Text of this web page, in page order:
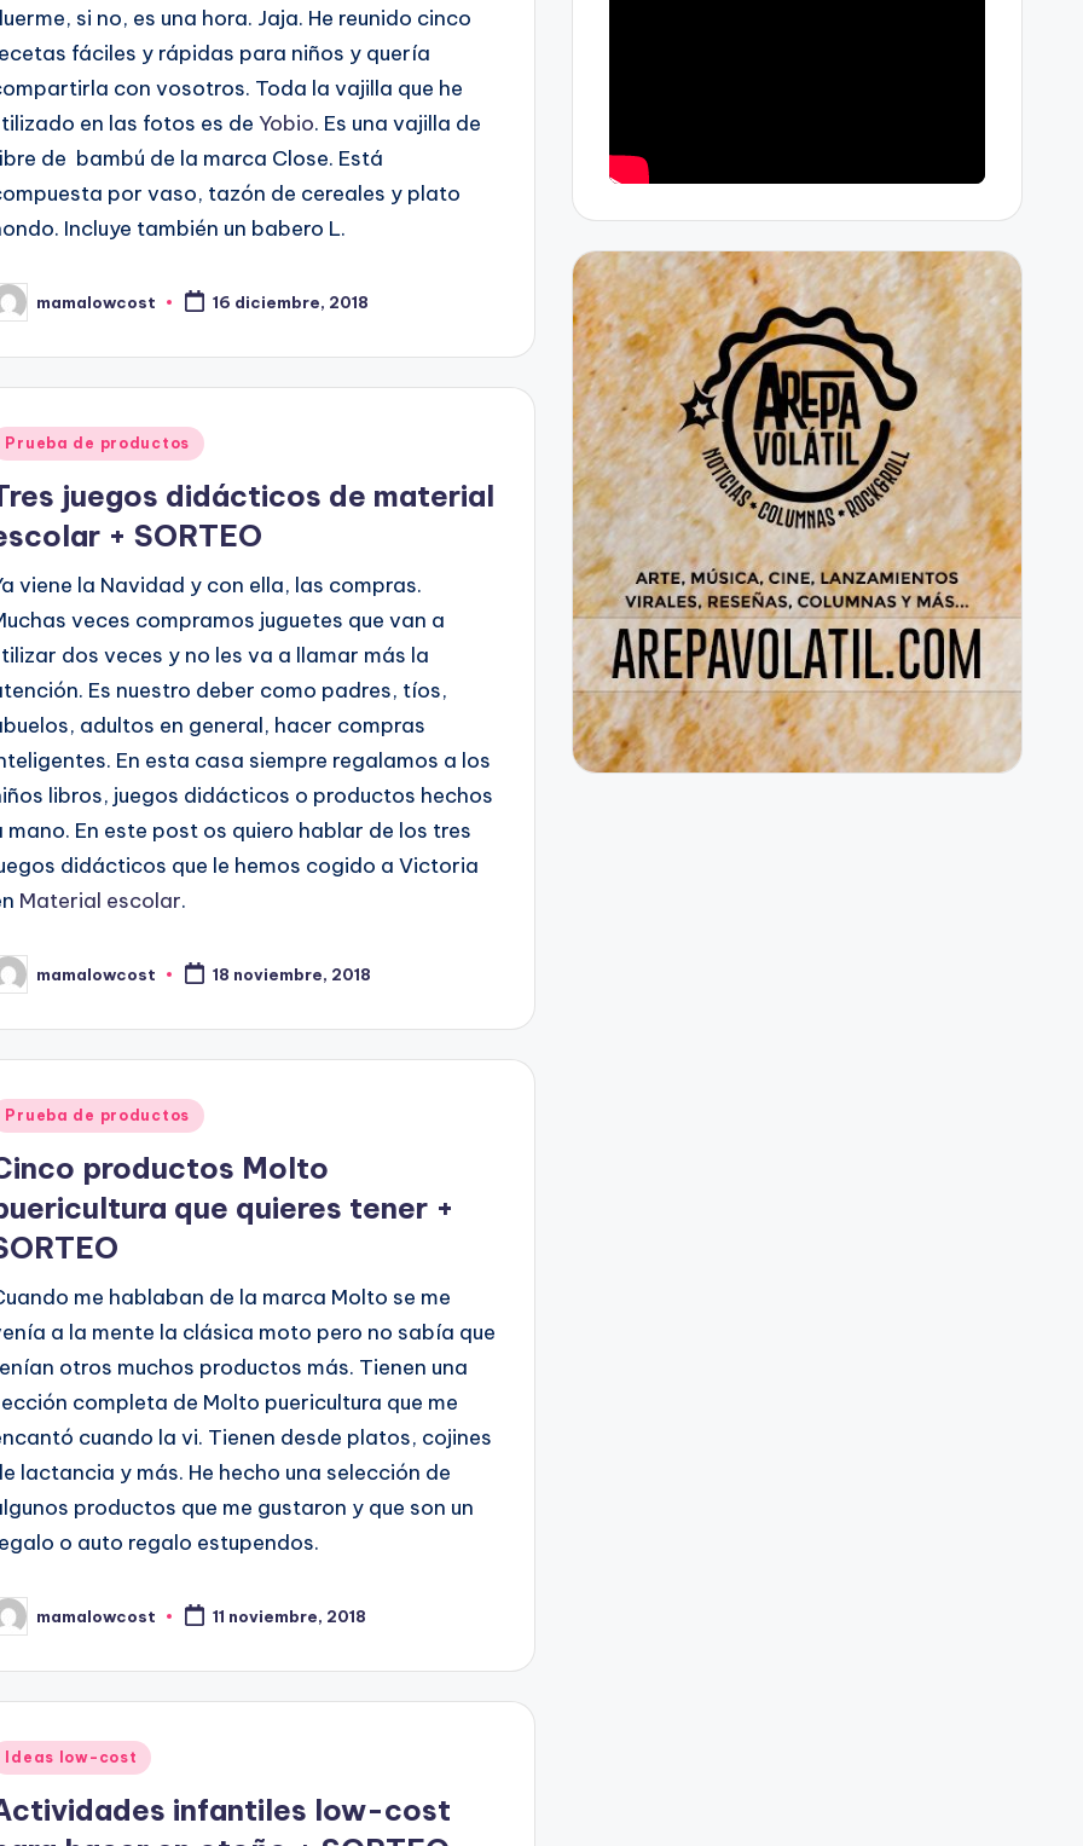
si no, es una hora. Jaja. He reunido cinco
fáciles y rápidas para niños y quería
con vosotros. Toda la vajilla que he
en las fotos es deYobio. Es una vajilla de
de bambú de la marca Close. Está
por vaso, tazón de cereales y plato
Incluye también un babero L.
mamalowcost 16 diciembre, 2018
Prueba de productos
juegos didácticos de material
+ SORTEO
viene la Navidad y con ella, las compras.
veces compramos juguetes que van a
dos veces y no les va a llamar más la
Es nuestro deber como padres, tíos,
adultos en general, hacer compras
En esta casa siempre regalamos a los
libros, juegos didácticos o productos hechos
mano. En este post os quiero hablar de los tres
didácticos que le hemos cogido a Victoria
Material escolar.
mamalowcost 18 noviembre, 2018
Prueba de productos
productos Molto
que quieres tener +
me hablaban de la marca Molto se me
a la mente la clásica moto pero no sabía que
otros muchos productos más. Tienen una
completa de Molto puericultura que me
cuando la vi. Tienen desde platos, cojines
lactancia y más. He hecho una selección de
productos que me gustaron y que son un
o auto regalo estupendos.
mamalowcost 11 noviembre, 2018
Ideas low-cost
infantiles low-cost